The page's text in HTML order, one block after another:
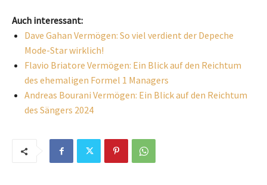
Auch interessant:
Dave Gahan Vermögen: So viel verdient der Depeche
Mode-Star wirklich!
Flavio Briatore Vermögen: Ein Blick auf den Reichtum
des ehemaligen Formel 1 Managers
Andreas Bourani Vermögen: Ein Blick auf den Reichtum
des Sängers 2024